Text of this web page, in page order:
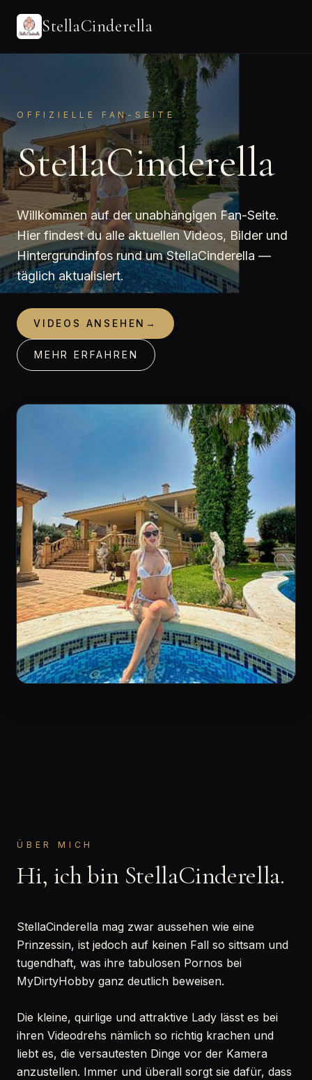
StellaCinderella
OFFIZIELLE FAN-SEITE
StellaCinderella
Willkommen auf der unabhängigen Fan-Seite.
Hier findest du alle aktuellen Videos, Bilder und
Hintergrundinfos rund um StellaCinderella —
täglich aktualisiert.
VIDEOS ANSEHEN →
MEHR ERFAHREN
ÜBER MICH
Hi, ich bin StellaCinderella.
StellaCinderella mag zwar aussehen wie eine
Prinzessin, ist jedoch auf keinen Fall so sittsam und
tugendhaft, was ihre tabulosen Pornos bei
MyDirtyHobby ganz deutlich beweisen.
Die kleine, quirlige und attraktive Lady lässt es bei
ihren Videodrehs nämlich so richtig krachen und
liebt es, die versautesten Dinge vor der Kamera
anzustellen. Immer und überall sorgt sie dafür, dass